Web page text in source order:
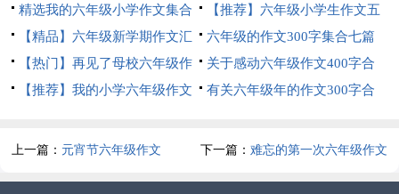
合集6篇
锦6篇
精选我的六年级小学作文集合
5篇
【推荐】六年级小学生作文五
篇
【精品】六年级新学期作文汇
编七篇
六年级的作文300字集合七篇
【热门】再见了母校六年级作
文合集五篇
关于感动六年级作文400字合
集5篇
【推荐】我的小学六年级作文
有关六年级年的作文300字合
上一篇： 元宵节六年级作文 下一篇： 难忘的第一次六年级作文
范文